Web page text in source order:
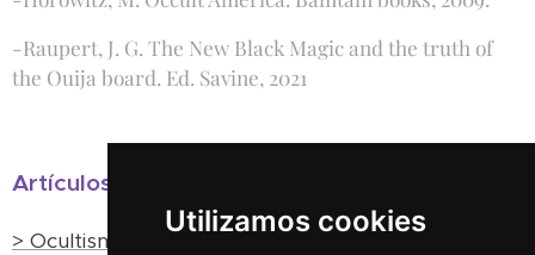
Utilizamos cookies
-Raupert, J. G. The New Black Magic and the truth of
the Ouija board. Ed. Savine, 2021
Artículos relacionados:
> Ocultismo y esoterismo: diferencias y prácticas.